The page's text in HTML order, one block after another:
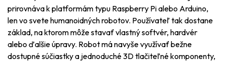
prirovnáva k platformám typu Raspberry Pi alebo Arduino,
len vo svete humanoidných robotov. Používateľ tak dostane
základ, na ktorom môže stavať vlastný softvér, hardvér
alebo ďalšie úpravy. Robot má navyše využívať bežne
dostupné súčiastky a jednoduché 3D tlačiteľné komponenty,